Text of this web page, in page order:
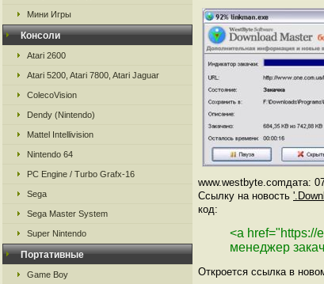
Мини Игры
Консоли
Atari 2600
Atari 5200, Atari 7800, Atari Jaguar
ColecoVision
Dendy (Nintendo)
Mattel Intellivision
Nintendo 64
PC Engine / Turbo Grafx-16
Sega
Sega Master System
Super Nintendo
Портативные
Game Boy
www.westbyte.comдата:
Ссылку на новость
код:
<a href="https://
менеджер
Откроется ссылка в